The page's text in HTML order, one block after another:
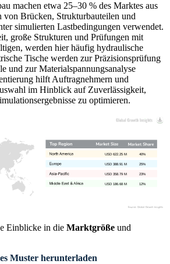
machen etwa 25–30 % des Marktes aus
von Brücken, Strukturbauteilen und
simulierten Lastbedingungen verwendet.
große Strukturen und Prüfungen mit
werden hier häufig hydraulische
Tische werden zur Präzisionsprüfung
und zur Materialspannungsanalyse
hilft Auftragnehmern und
im Hinblick auf Zuverlässigkeit,
zu optimieren.
12%
USD 186.68 M
23%
USD 358.79 M
25%
USD 388.91 M
40%
USD 622.25 M
Einblicke in die Marktgröße und
Muster herunterladen